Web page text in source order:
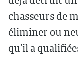
chasseurs de
éliminer ou
qu’il a